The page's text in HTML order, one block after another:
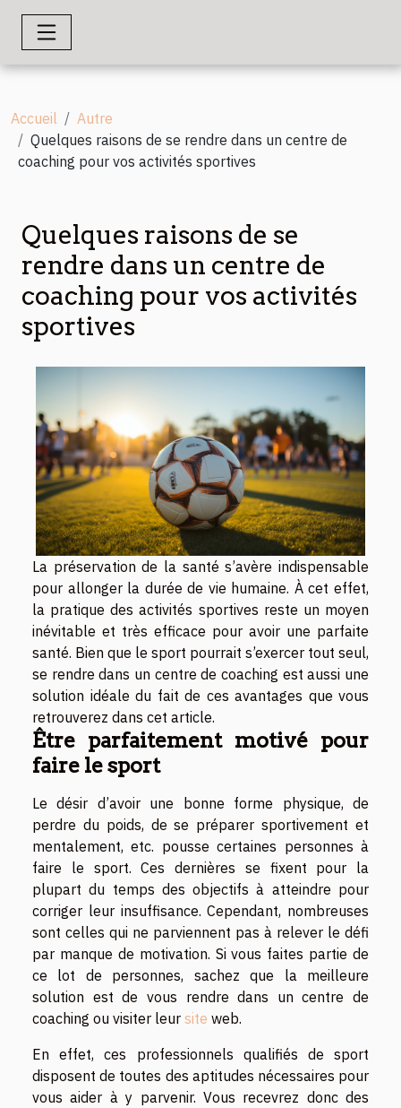
Accueil
Autre
Quelques raisons de se rendre dans un centre de
coaching pour vos activités sportives
Quelques raisons de se
rendre dans un centre de
coaching pour vos activités
sportives
La préservation de la santé s’avère indispensable
pour allonger la durée de vie humaine. À cet effet,
la pratique des activités sportives reste un moyen
inévitable et très efficace pour avoir une parfaite
santé. Bien que le sport pourrait s’exercer tout seul,
se rendre dans un centre de coaching est aussi une
solution idéale du fait de ces avantages que vous
retrouverez dans cet article.
Être parfaitement motivé pour
faire le sport
Le désir d’avoir une bonne forme physique, de
perdre du poids, de se préparer sportivement et
mentalement, etc. pousse certaines personnes à
faire le sport. Ces dernières se fixent pour la
plupart du temps des objectifs à atteindre pour
corriger leur insuffisance. Cependant, nombreuses
sont celles qui ne parviennent pas à relever le défi
par manque de motivation. Si vous faites partie de
ce lot de personnes, sachez que la meilleure
solution est de vous rendre dans un centre de
coaching ou visiter leur site web.
En effet, ces professionnels qualifiés de sport
disposent de toutes des aptitudes nécessaires pour
vous aider à y parvenir. Vous recevrez donc des